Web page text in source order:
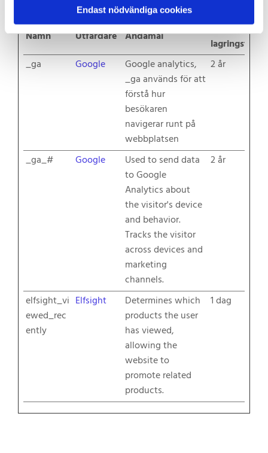
Endast nödvändiga cookies
Namn Utfärdare Ändamål
Maximal
lagringstid
_ga
Google
Google analytics,
_ga används för att
förstå hur
besökaren
navigerar runt på
webbplatsen
2 år
_ga_# Google
Used to send data
to Google
Analytics about
the visitor's device
and behavior.
Tracks the visitor
across devices and
marketing
channels.
2 år
elfsight_vi
ewed_rec
ently
Elfsight
Determines which
products the user
has viewed,
allowing the
website to
promote related
products.
1 dag